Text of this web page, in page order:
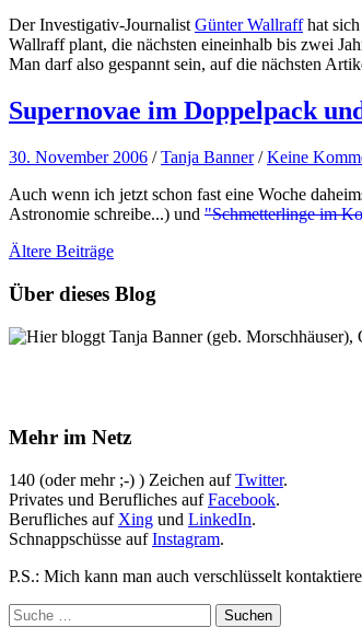
Der Investigativ-Journalist Günter Wallraffhat sich
Wallraff plant, die nächsten eineinhalb bis zwei
Man darf also gespannt sein, auf die nächsten
Supernovae im Doppelpack
30. November 2006 /Tanja Banner /Keine
Auch wenn ich jetzt schon fast eine Woche
Astronomie schreibe...) und "Schmetterlinge im
Ältere Beiträge
Über dieses Blog
Hier bloggt Tanja Banner (geb. Morschhäuser),
Mehr im Netz
140 (oder mehr ;-) ) Zeichen aufTwitter.
Privates und Berufliches aufFacebook.
Berufliches auf Xing und LinkedIn.
Schnappschüsse aufInstagram.
P.S.: Mich kann man auch verschlüsselt